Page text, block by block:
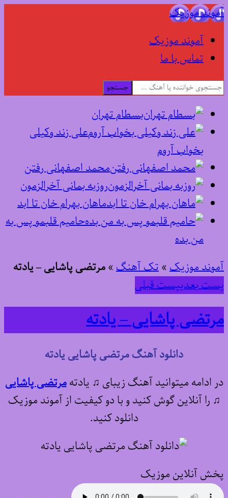
آموند موزیک
آموند موزیک
تماس با ما
جستجو
بسطام تهران
علی زند وکیلی
بخواب آروم
محمد اصفهانی رفتن
روزبه بمانی آخرالزمون
ماهان بهرام خان تا ابد
حامیم قلبمو پس به
من بده
آموند موزیک»تک آهنگ»مرتضی پاشایی – یادته
پست بعدیپست قبلی
مرتضی پاشایی – یادته
دانلود آهنگ مرتضی پاشایی یادته
در ادامه میتوانید آهنگ زیبای ♫ یادتهمرتضی پاشایی
♫ را آنلاین گوش کنید و با دو کیفیت از آموند موزیک
دانلود کنید.
پخش آنلاین موزیک